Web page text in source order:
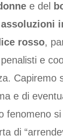
e del
rosso,
e
Capiremo
e di
fenomeno
di